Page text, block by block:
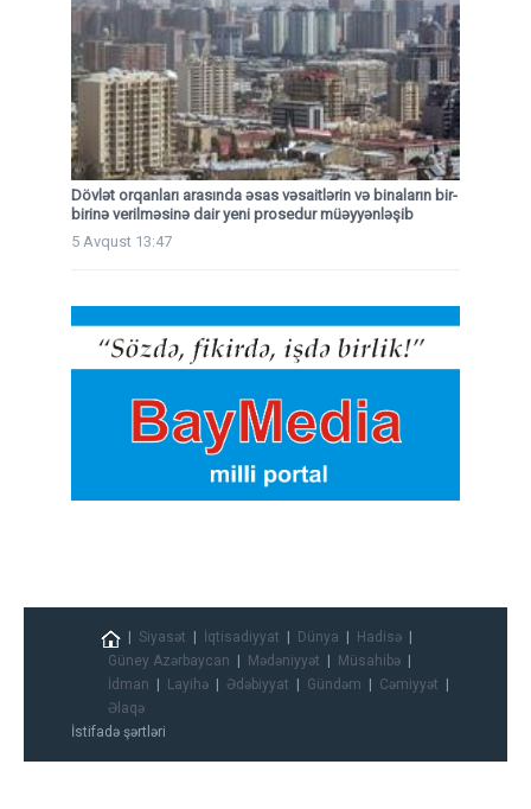
Dövlət orqanları arasında əsas vəsaitlərin və binaların bir-
birinə verilməsinə dair yeni prosedur müəyyənləşib
5 Avqust 13:47
Siyasət İqtisadiyyat Dünya
Hadisə
Güney Azərbaycan
Mədəniyyət
Müsahibə
İdman
Layihə Ədəbiyyat Gündəm
Cəmiyyət
Əlaqə
İstifadə şərtləri